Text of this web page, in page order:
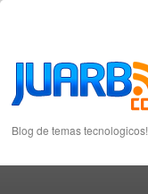
Blog de temas tecnologicos!